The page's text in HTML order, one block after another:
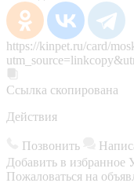
https://kinpet.ru/card/
Ссылка скопирована
Действия
Позвонить
Добавить в избранное
Пожаловаться на